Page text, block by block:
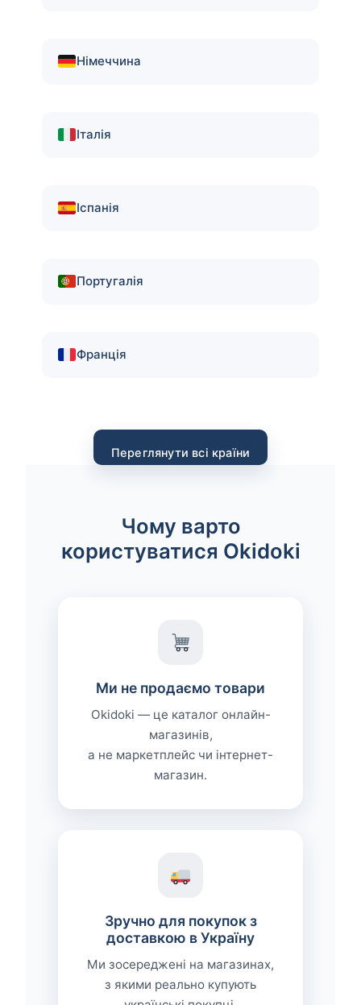
Німеччина
Італія
Іспанія
Португалія
Франція
Переглянути всі країни
Чому варто
користуватися Okidoki
Ми не продаємо товари
Okidoki — це каталог онлайн-
магазинів,
а не маркетплейс чи інтернет-
магазин.
Зручно для покупок з
доставкою в Україну
Ми зосереджені на магазинах,
з якими реально купують